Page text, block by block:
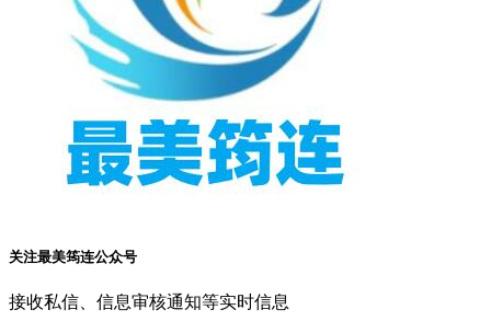
关注最美筠连公众号
接收私信、信息审核通知等实时信息